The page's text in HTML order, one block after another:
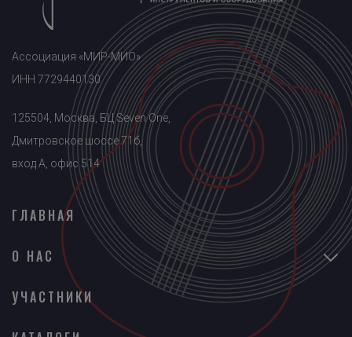
Ассоциация «МИР-МИО»
ИНН 7729440130
125504, Москва, БЦ Seven One,
Дмитровское шоссе 71б,
вход A, офис 514
ГЛАВНАЯ
О НАС
УЧАСТНИКИ